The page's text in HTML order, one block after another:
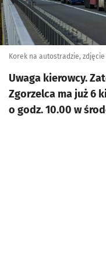
Korek na autostradzie,
Uwaga kierowcy.
Zgorzelca ma już 6
o godz. 10.00 w